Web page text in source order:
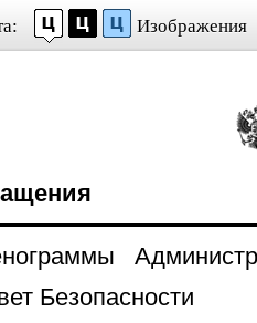
Изображения
Безопасности